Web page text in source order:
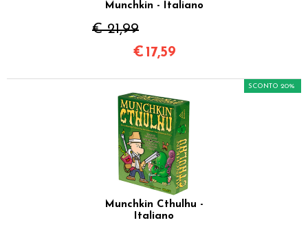
Munchkin - Italiano
€ 21,99
€ 17,59
Munchkin Cthulhu -
Italiano
SCONTO 20%